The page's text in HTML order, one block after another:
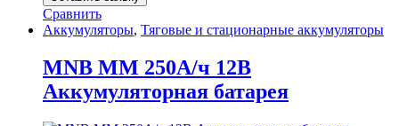
Сравнить
Аккумуляторы, Тяговые и стационарные аккумуляторы
MNB MM 250А/ч 12В
Аккумуляторная батарея